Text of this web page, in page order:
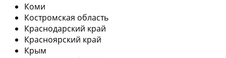
Коми
Костромская область
Краснодарский край
Красноярский край
Крым